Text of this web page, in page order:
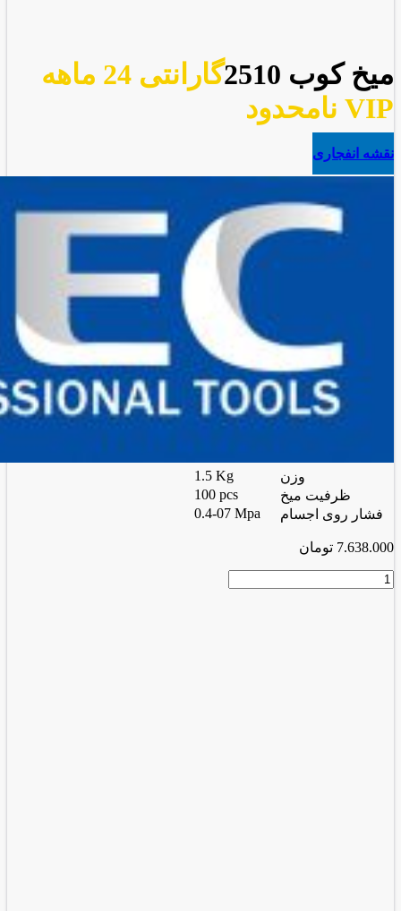
میخ کوب 2510
گارانتی 24 ماهه
VIP نامحدود
نقشه انفجاری
وزن
1.5 Kg
ظرفیت میخ
100 pcs
فشار روی اجسام
0.4-07 Mpa
7.638.000 تومان
میخ